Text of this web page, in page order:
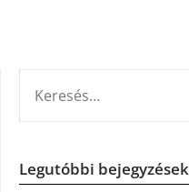
Legutóbbi bejegyzések